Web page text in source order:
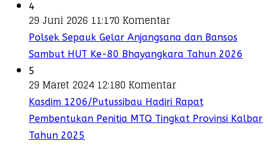
4
29 Juni 2026 11:170 Komentar
Polsek Sepauk Gelar Anjangsana dan Bansos
Sambut HUT Ke-80 Bhayangkara Tahun 2026
5
29 Maret 2024 12:180 Komentar
Kasdim 1206/Putussibau Hadiri Rapat
Pembentukan Penitia MTQ Tingkat Provinsi Kalbar
Tahun 2025